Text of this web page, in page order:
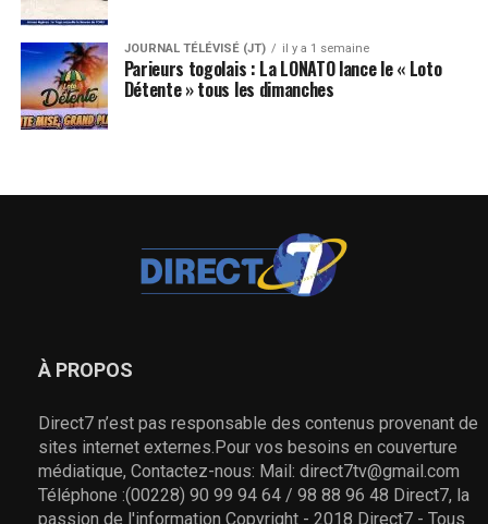
JOURNAL TÉLÉVISÉ (JT) il y a 1 semaine
Parieurs togolais : La LONATO lance le « Loto
Détente » tous les dimanches
À PROPOS
Direct7 n’est pas responsable des contenus provenant de
sites internet externes.Pour vos besoins en couverture
médiatique, Contactez-nous: Mail: direct7tv@gmail.com
Téléphone :(00228) 90 99 94 64 / 98 88 96 48 Direct7, la
passion de l'information Copyright - 2018 Direct7 - Tous